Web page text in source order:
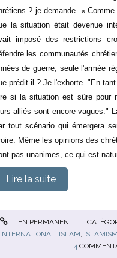
? je demande. «
la situation était devenue
imposé des restrictions
les communautés
de guerre, seule l'armée
prédit-il ? Je l'exhorte. "En
si la situation est sûre pour
alliés sont encore vagues."
tout scénario qui émergera
Même les opinions des
pas unanimes, ce qui est
Lire la suite
LIEN PERMANENT
INTERNATIONAL, ISLAM,
4